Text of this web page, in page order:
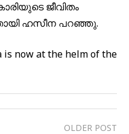
ജീവിതം
ഹസീന പറഞ്ഞു.
is now at the helm of the
OLDER POST